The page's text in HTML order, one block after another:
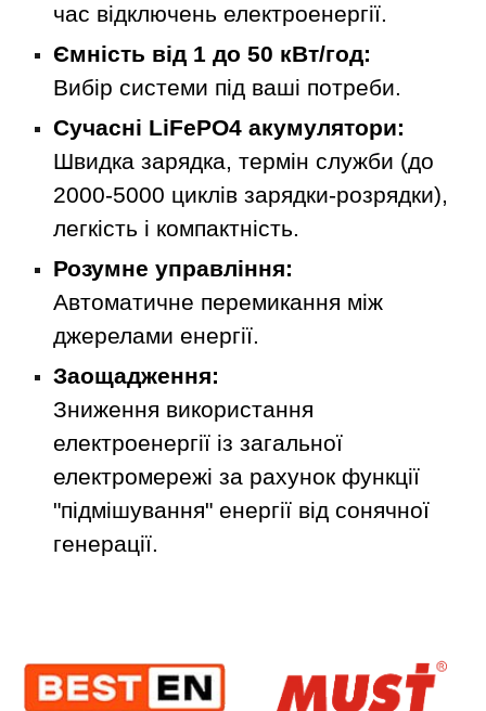
час відключень електроенергії.
Ємність від 1 до 50 кВт/год:
Вибір системи під ваші потреби.
Сучасні LiFePO4 акумулятори:
Швидка зарядка, термін служби (до
2000-5000 циклів зарядки-розрядки),
легкість і компактність.
Розумне управління:
Автоматичне перемикання між
джерелами енергії.
Заощадження:
Зниження використання
електроенергії із загальної
електромережі за рахунок функції
"підмішування" енергії від сонячної
генерації.